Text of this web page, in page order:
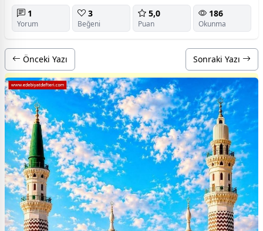
1
Yorum
3
Beğeni
5,0
Puan
186
Okunma
Önceki Yazı Sonraki Yazı